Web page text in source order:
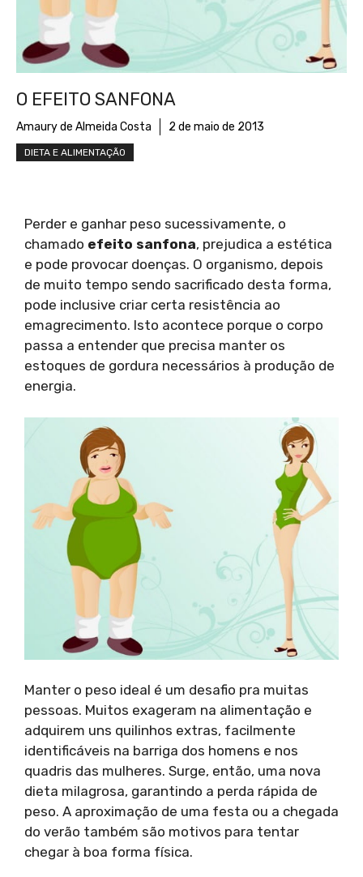
O EFEITO SANFONA
Amaury de Almeida Costa 2 de maio de 2013
DIETA E ALIMENTAÇÃO
Perder e ganhar peso sucessivamente, o
chamado efeito sanfona, prejudica a estética
e pode provocar doenças. O organismo, depois
de muito tempo sendo sacrificado desta forma,
pode inclusive criar certa resistência ao
emagrecimento. Isto acontece porque o corpo
passa a entender que precisa manter os
estoques de gordura necessários à produção de
energia.
Manter o peso ideal é um desafio pra muitas
pessoas. Muitos exageram na alimentação e
adquirem uns quilinhos extras, facilmente
identificáveis na barriga dos homens e nos
quadris das mulheres. Surge, então, uma nova
dieta milagrosa, garantindo a perda rápida de
peso. A aproximação de uma festa ou a chegada
do verão também são motivos para tentar
chegar à boa forma física.